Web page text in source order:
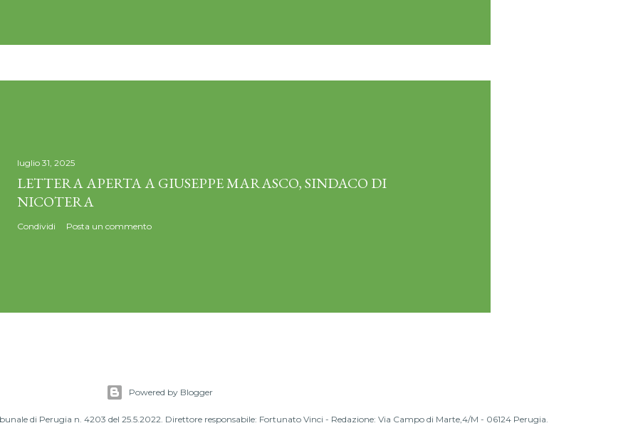
luglio 31, 2025
LETTERA APERTA A GIUSEPPE MARASCO, SINDACO DI
NICOTERA
Condividi Posta un commento
Powered by Blogger
di Perugia n. 4203 del 25.5.2022. Direttore responsabile: Fortunato Vinci - Redazione: Via Campo di Marte,4/M - 06124 Perugia.